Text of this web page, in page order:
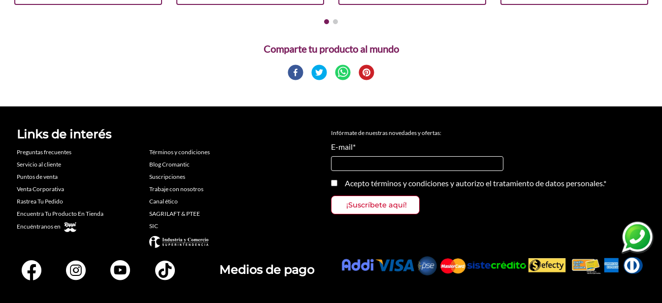
Comparte
Links de interés
Preguntas frecuentes
Servicio al cliente
Puntos de venta
Venta Corporativa
Rastrea Tu Pedido
Encuentra Tu Producto En Tienda
Encuéntranos en
Términos y condiciones
Blog Cromantic
Suscripciones
Trabaje con nosotros
Canal ético
SAGRILAFT & PTEE
SIC
Infórmate de nuestras novedades y ofertas:
E-mail*
Aceptotérminos y condicionesyautorizo el tratamiento de datos personales.*
Medios de pago